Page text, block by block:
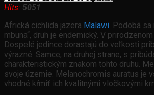
Hits: 5051
Africká cichlida jazera Malawi. Podobá sa
mbuna“, druh je endemický. V
Dospelé jedince dorastajú do veľkosti
výrazné. Samce, na druhej strane, s
charakteristickým znakom tohto druhu.
svoje územie. Melanochromis auratus je
vhodné kŕmiť ich kvalitnými vločkovými